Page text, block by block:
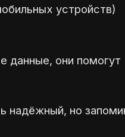
устройств)
данные, они помогут
надёжный, но